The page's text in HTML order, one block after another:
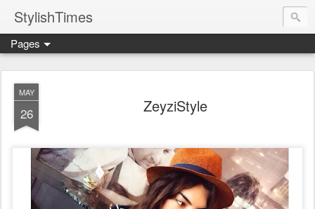
StylishTimes
Pages
MAY
26 ZeyziStyle